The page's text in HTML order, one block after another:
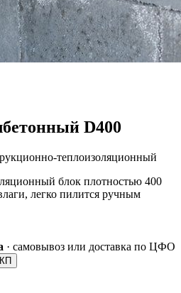
D400
теплоизоляционный
блок плотностью 400
легко пилится ручным
· самовывоз или доставка по ЦФО